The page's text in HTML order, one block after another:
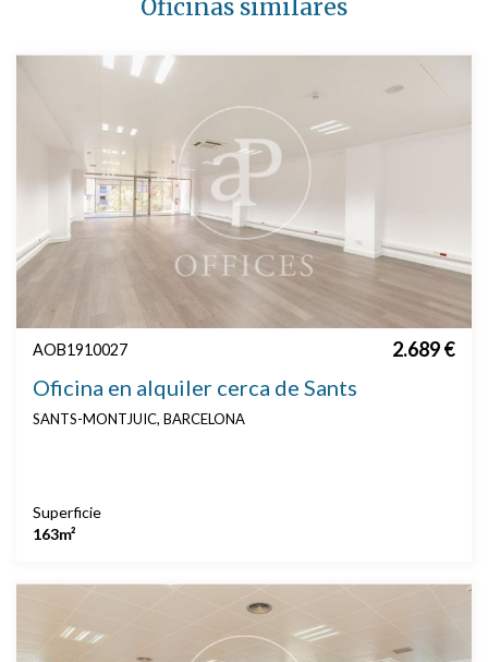
Oficinas similares
AOB1910027 2.689 €
Oficina en alquiler cerca de Sants
SANTS-MONTJUIC, BARCELONA
Superficie
163m²